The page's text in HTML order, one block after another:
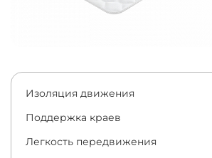
Изоляция движения
Поддержка краев
Легкость передвижения